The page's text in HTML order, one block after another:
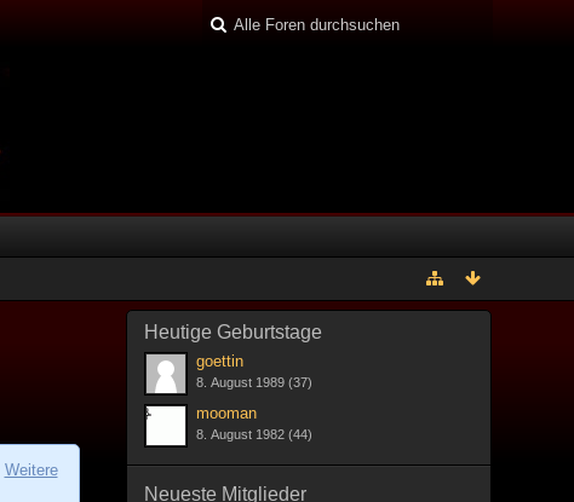
Weitere
Heutige Geburtstage
goettin
8. August 1989 (37)
mooman
8. August 1982 (44)
Neueste Mitglieder